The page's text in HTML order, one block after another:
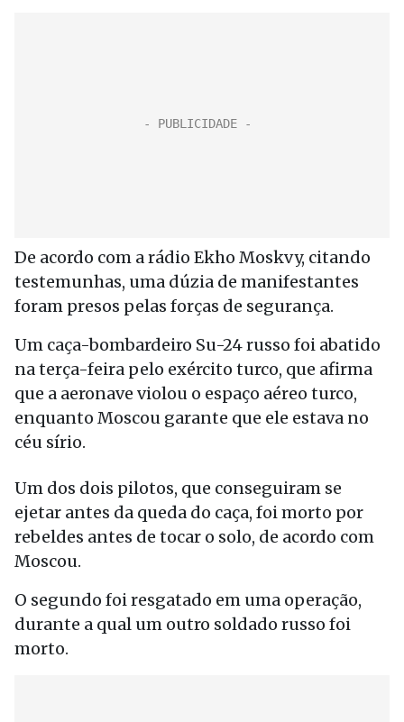
De acordo com a rádio Ekho Moskvy, citando
testemunhas, uma dúzia de manifestantes
foram presos pelas forças de segurança.
Um caça-bombardeiro Su-24 russo foi abatido
na terça-feira pelo exército turco, que afirma
que a aeronave violou o espaço aéreo turco,
enquanto Moscou garante que ele estava no
céu sírio.
Um dos dois pilotos, que conseguiram se
ejetar antes da queda do caça, foi morto por
rebeldes antes de tocar o solo, de acordo com
Moscou.
O segundo foi resgatado em uma operação,
durante a qual um outro soldado russo foi
morto.